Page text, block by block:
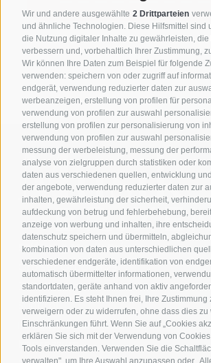
Wir und andere ausgewählte 2 Drittparteien
und ähnliche Technologien. Diese Hilfsmittel sind
die Nutzung digitaler Inhalte zu gewährleisten, die
verbessern und, vorbehaltlich Ihrer Zustimmung,
Wir können Ihre Daten zum Beispiel für folgende
verwenden: speichern von oder zugriff auf
endgerät, verwendung reduzierter daten zur
werbeanzeigen, erstellung von profilen für
verwendung von profilen zur auswahl
erstellung von profilen zur personalisierung von
verwendung von profilen zur auswahl
messung der werbeleistung, messung der
analyse von zielgruppen durch statistiken oder
daten aus verschiedenen quellen, entwicklung
der angebote, verwendung reduzierter daten zur
inhalten, gewährleistung der sicherheit,
aufdeckung von betrug und fehlerbehebung,
anzeige von werbung und inhalten, ihre
datenschutz speichern und übermitteln,
kombination von daten aus unterschiedlichen
verschiedener endgeräte, identifikation von
automatisch übermittelter informationen,
standortdaten, geräte anhand von aktiv
identifizieren. Es steht Ihnen frei, Ihre Zustimmung
verweigern oder zu widerrufen, ohne dass dies zu
Einschränkungen führt. Wenn Sie auf „Cookies
erklären Sie sich mit der Verwendung von
Tools einverstanden. Verwenden Sie die
verwalten", um Ihre Auswahl anzupassen oder
Stiftung Musik Brixen
Großer Graben 29
39042 Brixen
Südtirol
info@musikbrixen.it
Impressum